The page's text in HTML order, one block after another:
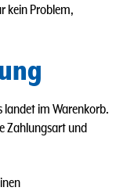
kein Problem,
landet im Warenkorb.
Zahlungsart und